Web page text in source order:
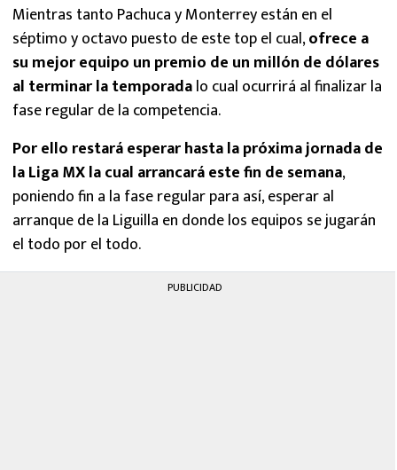
Mientras tanto Pachuca y Monterrey están en el
séptimo y octavo puesto de este top el cual,ofrece a
su mejor equipo un premio de un millón de dólares
al terminar la temporadalo cual ocurrirá al finalizar la
fase regular de la competencia.
Por ello restará esperar hasta la próxima jornada de
la Liga MX la cual arrancará este fin de semana,
poniendo fin a la fase regular para así, esperar al
arranque de la Liguilla en donde los equipos se jugarán
el todo por el todo.
PUBLICIDAD